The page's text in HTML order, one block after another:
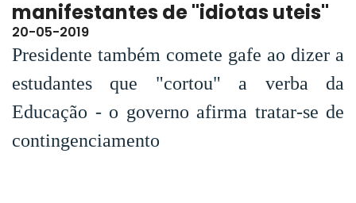
manifestantes de "idiotas uteis"
20-05-2019
Presidente também comete gafe ao dizer a
estudantes que "cortou" a verba da
Educação - o governo afirma tratar-se de
contingenciamento